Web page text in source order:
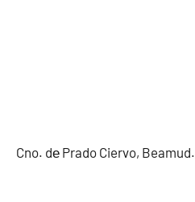
Cno. dе Prado Ciervo, Beamud.